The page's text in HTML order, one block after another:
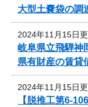
大型土嚢袋の調
2024年11月15日
岐阜県立飛騨神
県有財産の賃貸
2024年11月15日
【脱推工第6-